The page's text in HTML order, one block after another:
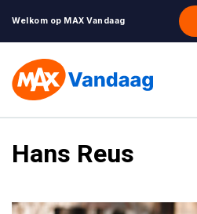
Welkom op MAX Vandaag
Hans Reus